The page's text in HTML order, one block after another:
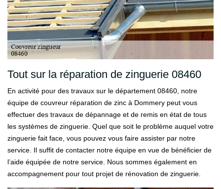
Tout sur la réparation de zinguerie 08460
En activité pour des travaux sur le département 08460, notre
équipe de couvreur réparation de zinc à Dommery peut vous
effectuer des travaux de dépannage et de remis en état de tous
les systèmes de zinguerie. Quel que soit le problème auquel votre
zinguerie fait face, vous pouvez vous faire assister par notre
service. Il suffit de contacter notre équipe en vue de bénéficier de
l’aide équipée de notre service. Nous sommes également en
accompagnement pour tout projet de rénovation de zinguerie.